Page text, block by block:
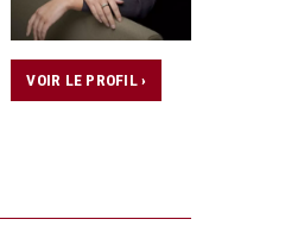
VOIR LE PROFIL ›